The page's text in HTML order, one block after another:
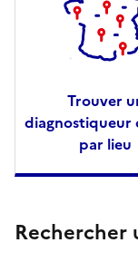
Trouver
diagnostiqueur
par lieu